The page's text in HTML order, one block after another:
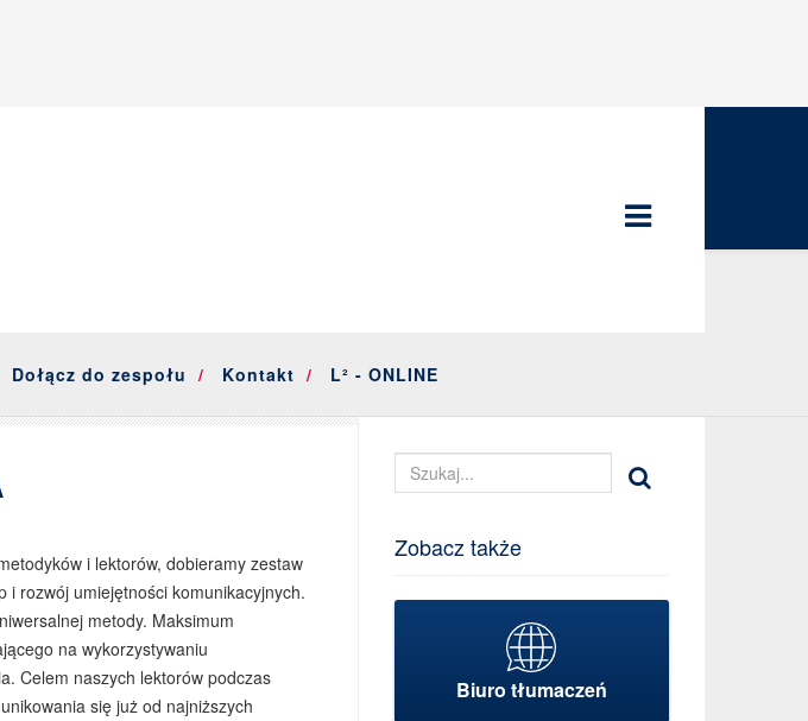
Dołącz do zespołu Kontakt L² - ONLINE
i lektorów, dobieramy zestaw
i rozwój umiejętności komunikacyjnych.
metody. Maksimum
na wykorzystywaniu
Celem naszych lektorów podczas
się już od najniższych
Zobacz także
Biuro tłumaczeń